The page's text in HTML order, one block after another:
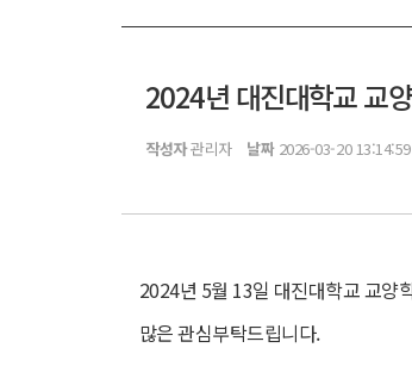
2024년 대진대학교 교
작성자관리자 날짜2026-03-20 13:14:59
2024년 5월 13일 대진대학교 교양
많은 관심부탁드립니다.